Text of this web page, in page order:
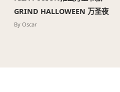
GRIND HALLOWEEN 万圣夜
光跃板鞋
By Oscar